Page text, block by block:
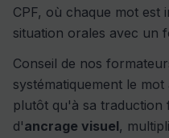
CPF, où chaque mot est
situation orales avec un
Conseil de nos
systématiquement le
plutôt qu'à sa traduction
d'ancrage visuel,